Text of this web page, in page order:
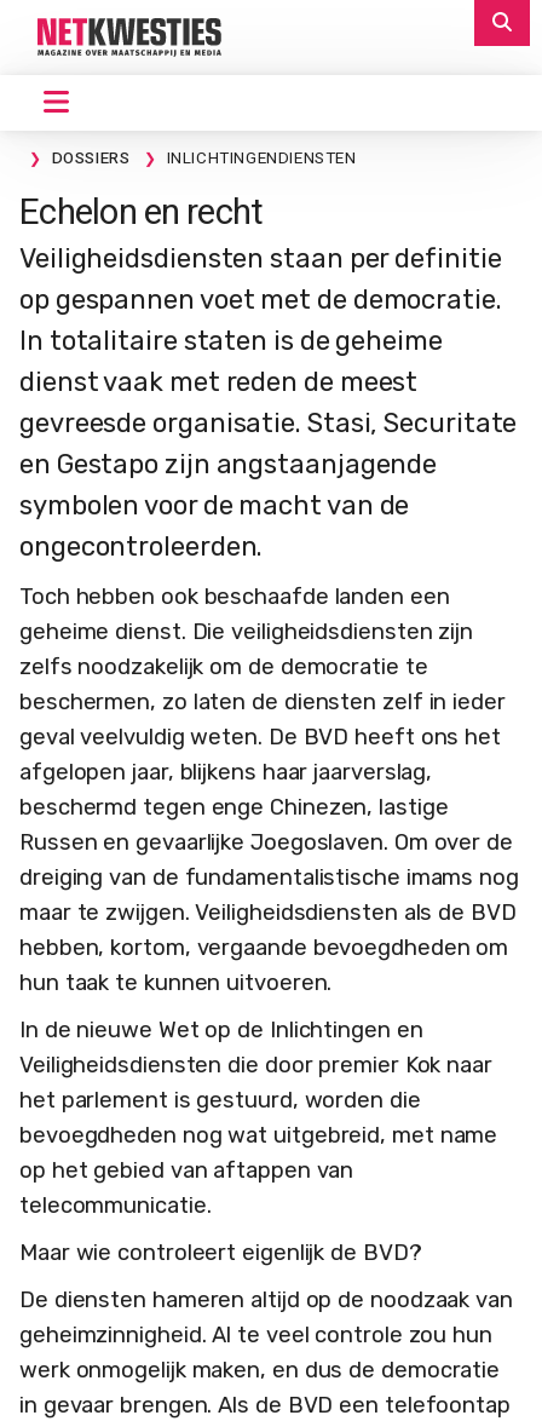
DOSSIERS INLICHTINGENDIENSTEN
Echelon en recht
Veiligheidsdiensten staan per definitie
op gespannen voet met de democratie.
In totalitaire staten is de geheime
dienst vaak met reden de meest
gevreesde organisatie. Stasi, Securitate
en Gestapo zijn angstaanjagende
symbolen voor de macht van de
ongecontroleerden.
Toch hebben ook beschaafde landen een
geheime dienst. Die veiligheidsdiensten zijn
zelfs noodzakelijk om de democratie te
beschermen, zo laten de diensten zelf in ieder
geval veelvuldig weten. De BVD heeft ons het
afgelopen jaar, blijkens haar jaarverslag,
beschermd tegen enge Chinezen, lastige
Russen en gevaarlijke Joegoslaven. Om over de
dreiging van de fundamentalistische imams nog
maar te zwijgen. Veiligheidsdiensten als de BVD
hebben, kortom, vergaande bevoegdheden om
hun taak te kunnen uitvoeren.
In de nieuwe Wet op de Inlichtingen en
Veiligheidsdiensten die door premier Kok naar
het parlement is gestuurd, worden die
bevoegdheden nog wat uitgebreid, met name
op het gebied van aftappen van
telecommunicatie.
Maar wie controleert eigenlijk de BVD?
De diensten hameren altijd op de noodzaak van
geheimzinnigheid. Al te veel controle zou hun
werk onmogelijk maken, en dus de democratie
in gevaar brengen. Als de BVD een telefoontap